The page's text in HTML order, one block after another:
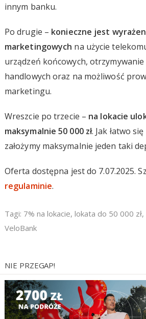
innym banku.
Po drugie – konieczne jest
marketingowych na użycie
urządzeń końcowych,
handlowych oraz na możliwość
marketingu.
Wreszcie po trzecie – na lokacie
maksymalnie 50 000 zł. Jak łatwo
założymy maksymalnie jeden taki
Oferta dostępna jest do 7.07.2025.
regulaminie.
Tagi: 7% na lokacie, lokata do 50 000 zł,
VeloBank
NIE PRZEGAP!